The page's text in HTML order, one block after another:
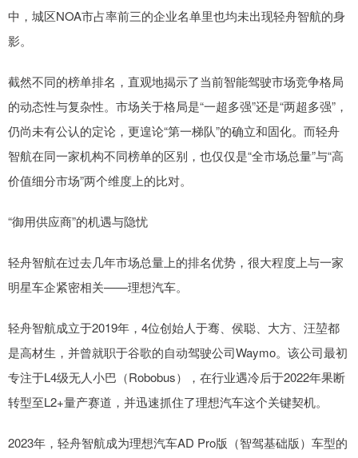
中，城区NOA市占率前三的企业名单里也均未出现轻舟智航的身
影。
截然不同的榜单排名，直观地揭示了当前智能驾驶市场竞争格局
的动态性与复杂性。市场关于格局是“一超多强”还是“两超多强”，
仍尚未有公认的定论，更遑论“第一梯队”的确立和固化。而轻舟
智航在同一家机构不同榜单的区别，也仅仅是“全市场总量”与“高
价值细分市场”两个维度上的比对。
“御用供应商”的机遇与隐忧
轻舟智航在过去几年市场总量上的排名优势，很大程度上与一家
明星车企紧密相关——理想汽车。
轻舟智航成立于2019年，4位创始人于骞、侯聪、大方、汪堃都
是高材生，并曾就职于谷歌的自动驾驶公司Waymo。该公司最初
专注于L4级无人小巴（Robobus），在行业遇冷后于2022年果断
转型至L2+量产赛道，并迅速抓住了理想汽车这个关键契机。
2023年，轻舟智航成为理想汽车AD Pro版（智驾基础版）车型的